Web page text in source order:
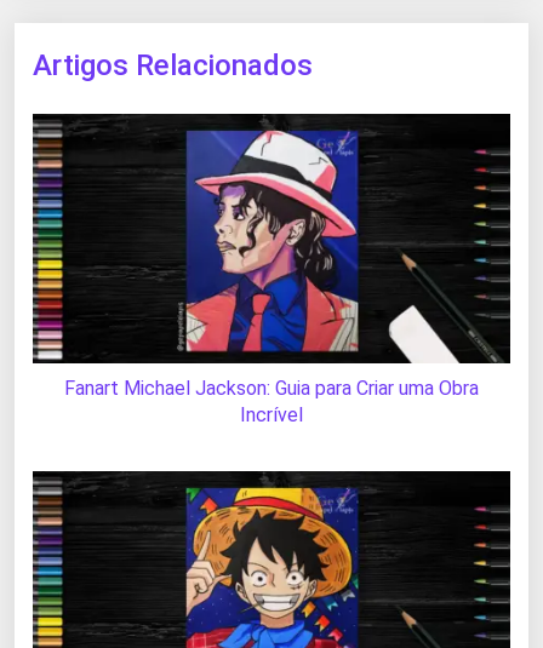
Artigos Relacionados
Fanart Michael Jackson: Guia para Criar uma Obra
Incrível